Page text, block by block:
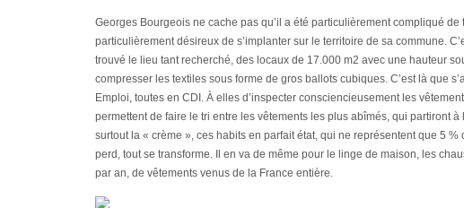
Georges Bourgeois ne cache pas qu’il a été particulièrement compliqué
particulièrement désireux de s’implanter sur le territoire de sa commune.
trouvé le lieu tant recherché, des locaux de 17.000 m2 avec une hauteur
compresser les textiles sous forme de gros ballots cubiques. C’est là que
Emploi, toutes en CDI. À elles d’inspecter consciencieusement les
permettent de faire le tri entre les vêtements les plus abîmés, qui partiront
surtout la « crème », ces habits en parfait état, qui ne représentent que 5
perd, tout se transforme. Il en va de même pour le linge de maison, les
par an, de vêtements venus de la France entière.